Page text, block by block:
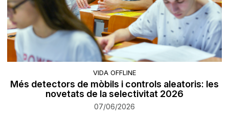
VIDA OFFLINE
Més detectors de mòbils i controls aleatoris: les
novetats de la selectivitat 2026
07/06/2026